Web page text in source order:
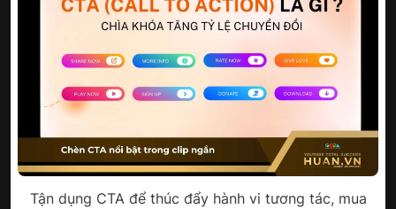
Tận dụng CTA để thúc đẩy hành vi tương tác, mua